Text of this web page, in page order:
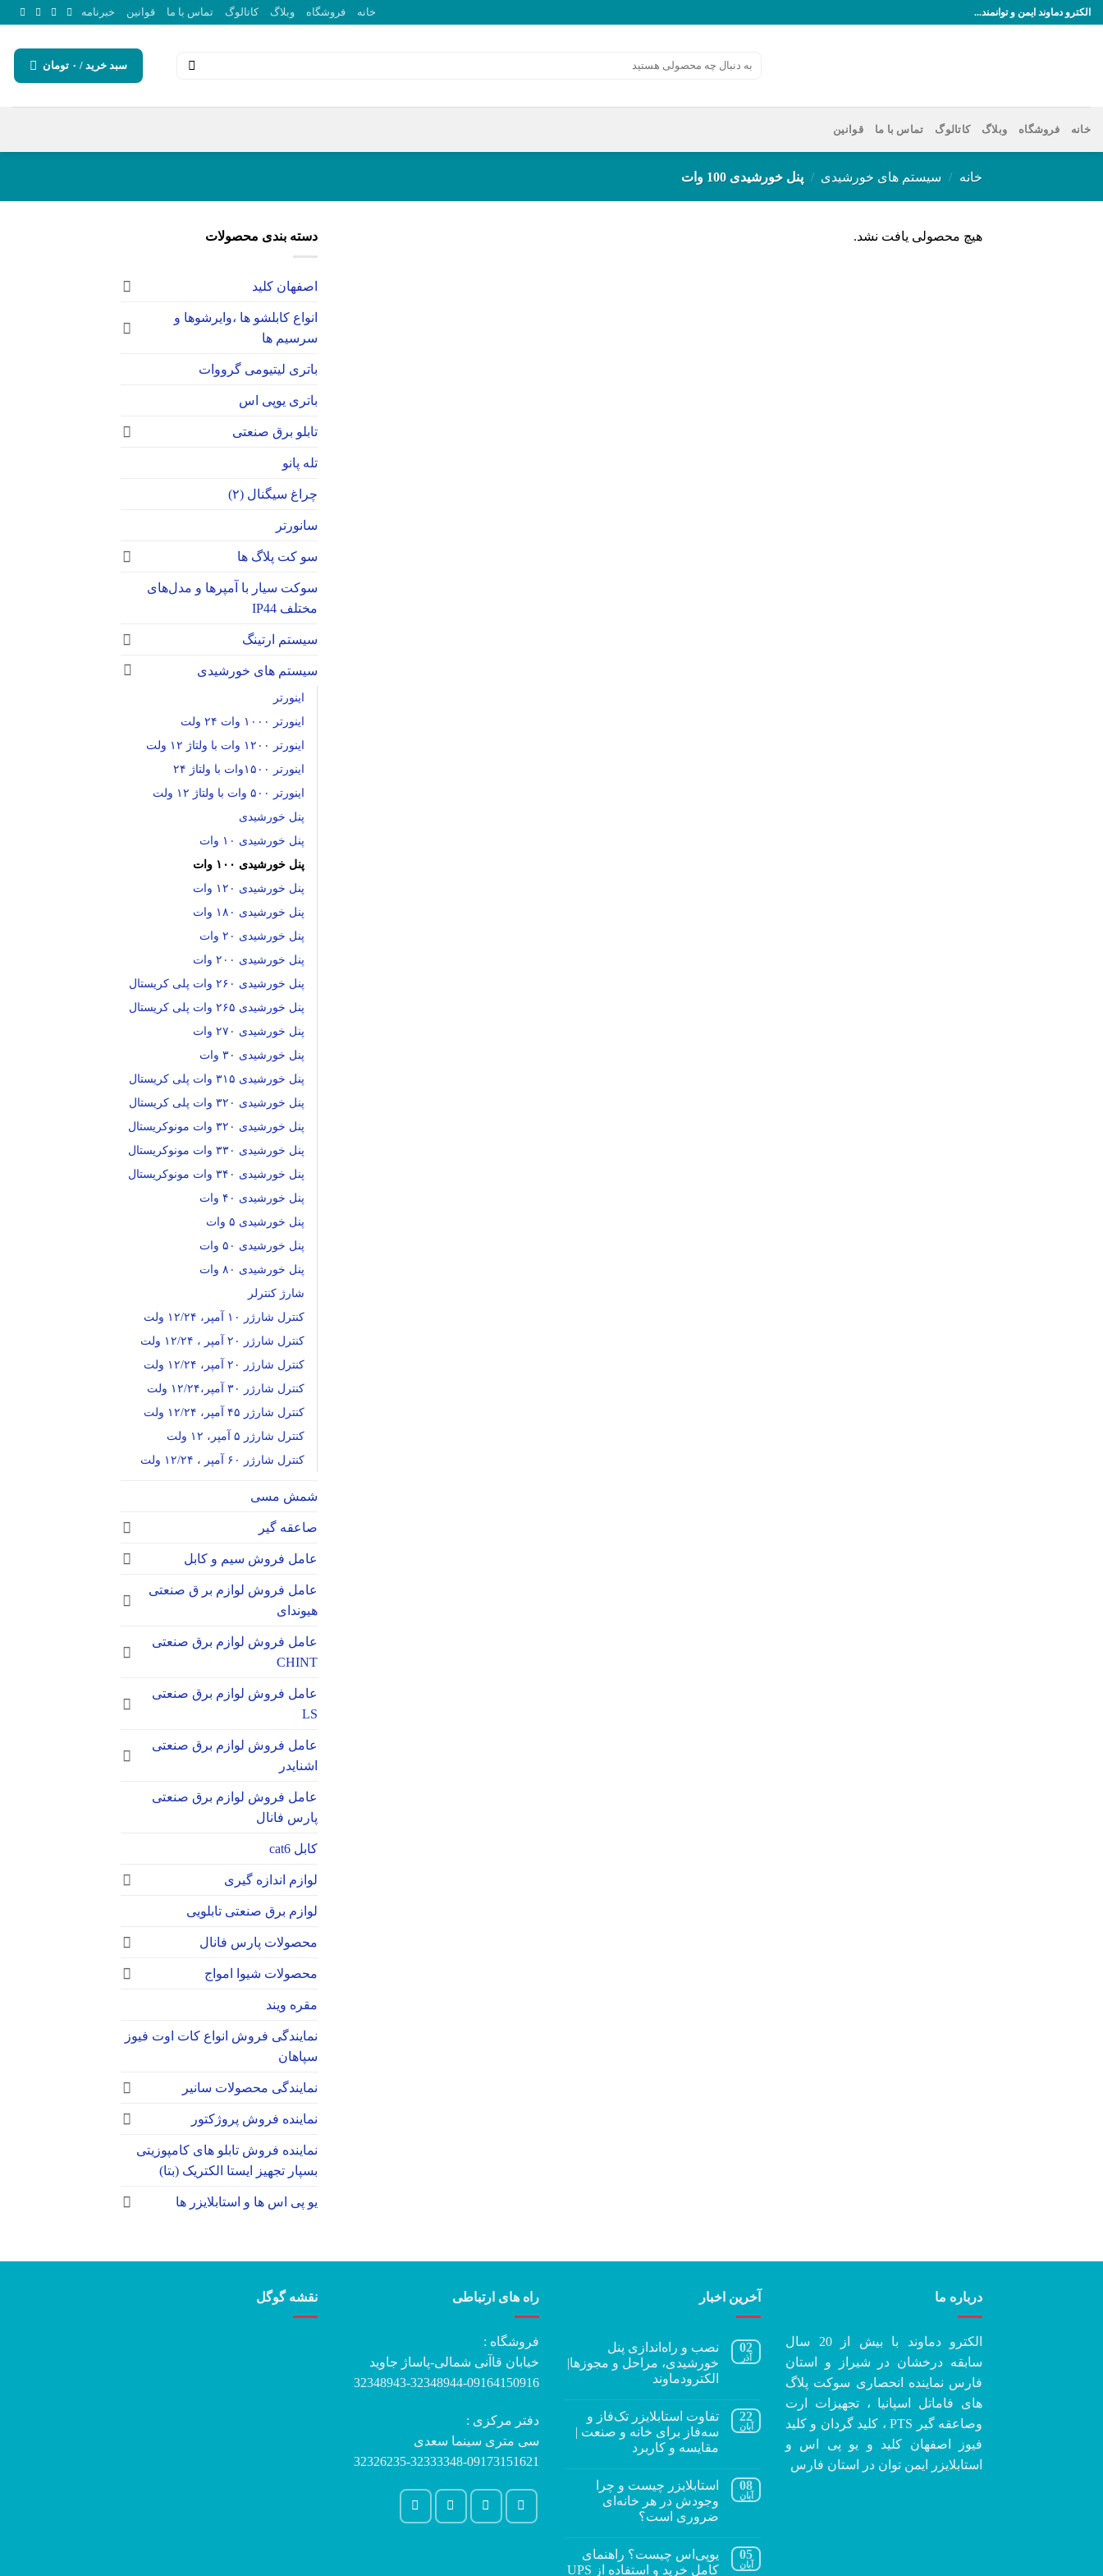
پرشالکترو دماوند ایمن و توانمند... خانه فروشگاه وبلاگ کاتالوگ تماس با ما قوانین خبرنامه
برای:
سبد خرید / ۰ تومان
خانه فروشگاه وبلاگ کاتالوگ تماس با ما قوانین
خانه / سیستم های خورشیدی / پنل خورشیدی 100 وات
هیچ محصولی یافت نشد. دسته بندی محصولات
اصفهان کلید
انواع کابلشو ها ،وایرشوها و
سرسیم ها
باتری لیتیومی گرووات
باتری یوپی اس
تابلو برق صنعتی
تله پانو
چراغ سیگنال (۲)
سانورتر
سو کت پلاگ ها
سوکت‌ سیار با آمپرها و مدل‌های
مختلف IP44
سیستم ارتینگ
سیستم های خورشیدی
اینورتر
اینورتر ۱۰۰۰ وات ۲۴ ولت
اینورتر ۱۲۰۰ وات با ولتاژ ۱۲ ولت
اینورتر ۱۵۰۰وات با ولتاژ ۲۴
اینورتر ۵۰۰ وات با ولتاژ ۱۲ ولت
پنل خورشیدی
پنل خورشیدی ۱۰ وات
پنل خورشیدی ۱۰۰ وات
پنل خورشیدی ۱۲۰ وات
پنل خورشیدی ۱۸۰ وات
پنل خورشیدی ۲۰ وات
پنل خورشیدی ۲۰۰ وات
پنل خورشیدی ۲۶۰ وات پلی کریستال
پنل خورشیدی ۲۶۵ وات پلی کریستال
پنل خورشیدی ۲۷۰ وات
پنل خورشیدی ۳۰ وات
پنل خورشیدی ۳۱۵ وات پلی کریستال
پنل خورشیدی ۳۲۰ وات پلی کریستال
پنل خورشیدی ۳۲۰ وات مونوکریستال
پنل خورشیدی ۳۳۰ وات مونوکریستال
پنل خورشیدی ۳۴۰ وات مونوکریستال
پنل خورشیدی ۴۰ وات
پنل خورشیدی ۵ وات
پنل خورشیدی ۵۰ وات
پنل خورشیدی ۸۰ وات
شارژ کنترلر
کنترل شارژر ۱۰ آمپر، ۱۲/۲۴ ولت
کنترل شارژر ۲۰ آمپر ، ۱۲/۲۴ ولت
کنترل شارژر ۲۰ آمپر، ۱۲/۲۴ ولت
کنترل شارژر ۳۰ آمپر،۱۲/۲۴ ولت
کنترل شارژر ۴۵ آمپر، ۱۲/۲۴ ولت
کنترل شارژر ۵ آمپر، ۱۲ ولت
کنترل شارژر ۶۰ آمپر ، ۱۲/۲۴ ولت
شمش مسی
صاعقه گیر
عامل فروش سیم و کابل
عامل فروش لوازم بر ق صنعتی
هیوندای
عامل فروش لوازم برق صنعتی
CHINT
عامل فروش لوازم برق صنعتی
LS
عامل فروش لوازم برق صنعتی
اشنایدر
عامل فروش لوازم برق صنعتی
پارس فانال
کابل cat6
لوازم اندازه گیری
لوازم برق صنعتی تابلویی
محصولات پارس فانال
محصولات شیوا امواج
مقره ویند
نمایندگی فروش انواع کات اوت فیوز
سپاهان
نمایندگی محصولات سانیر
نماینده فروش پروژکتور
نماینده فروش تابلو های کامپوزیتی
بسپار تجهیز ایستا الکتریک (بتا)
یو پی اس ها و استابلایزر ها
درباره ما
الکترو دماوند با بیش از 20 سال
سابقه درخشان در شیراز و استان
فارس نماینده انحصاری سوکت پلاگ
های فاماتل اسپانیا ، تجهیزات ارت
وصاعقه گیر PTS ، کلید گردان و کلید
فیوز اصفهان کلید و یو پی اس و
استابلایزر ایمن توان در استان فارس
آخرین اخبار
02
آذر
نصب و راه‌اندازی پنل
خورشیدی، مراحل و مجوزها|
الکترودماوند
22
آبان
تفاوت استابلایزر تک‌فاز و
سه‌فاز برای خانه و صنعت |
مقایسه و کاربرد
08
آبان
استابلایزر چیست و چرا
وجودش در هر خانه‌ای
ضروری است؟
05
آبان
یوپی‌اس چیست؟ راهنمای
کامل خرید و استفاده از UPS
راه های ارتباطی
فروشگاه :
خیابان قاآنی شمالی-پاساژ جاوید
32348943-32348944-09164150916
دفتر مرکزی :
سی متری سینما سعدی
32326235-32333348-09173151621
نقشه گوگل